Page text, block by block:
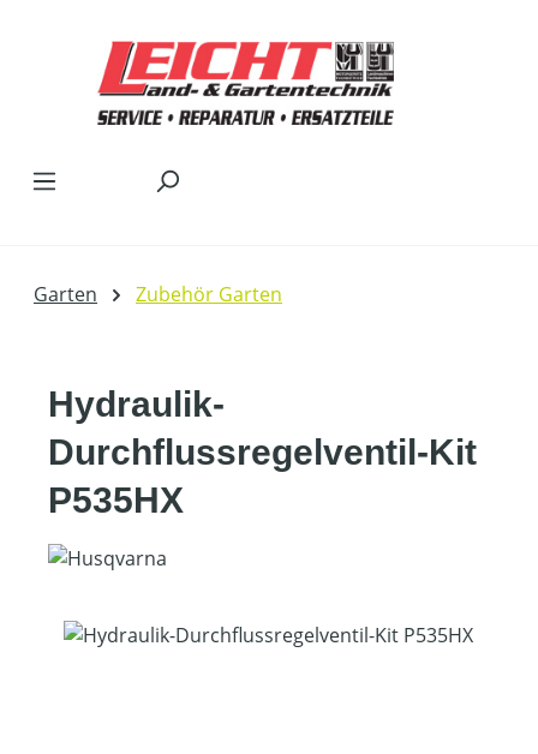
Garten Zubehör Garten
Hydraulik-
Durchflussregelventil-Kit
P535HX
Bildergalerie überspringen